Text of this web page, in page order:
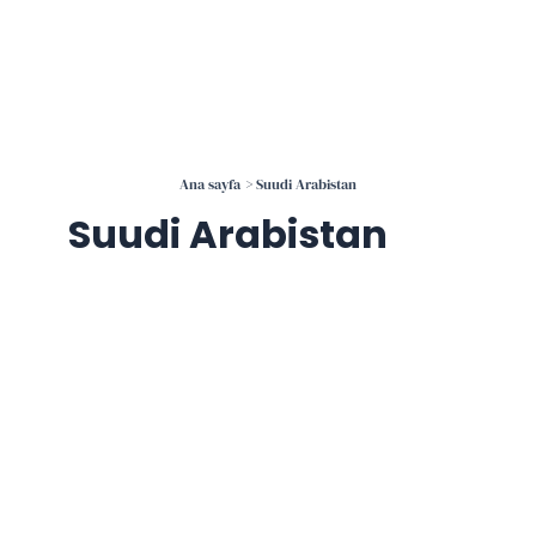
Ana sayfa Suudi Arabistan
Suudi Arabistan